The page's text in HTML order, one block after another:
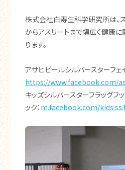
株式会社白寿生科学研究所は、
からアスリートまで幅広く健康
ります。
アサヒビールシルバースターフェ
https://www.facebook.com/
キッズシルバースターフラッグフ
ック： m.facebook.com/